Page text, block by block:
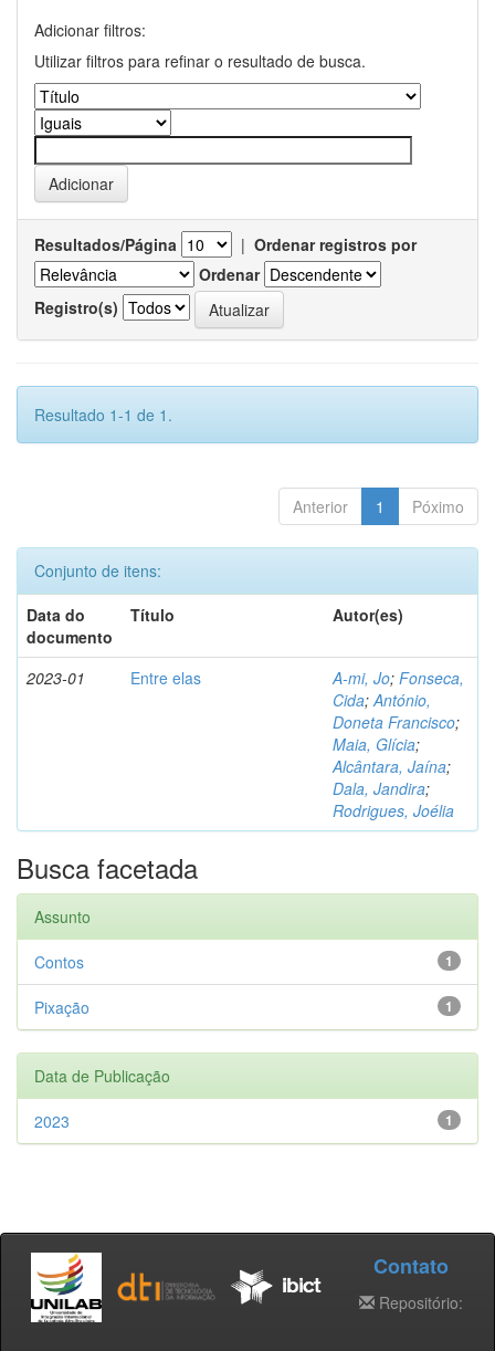
Adicionar filtros:
Utilizar filtros para refinar o resultado de busca.
Resultados/Página | Ordenar registros por
Ordenar
Registro(s)
Resultado 1-1 de 1.
Anterior 1 Póximo
Conjunto de itens:
Data do
documento
Título Autor(es)
2023-01 Entre elas A-mi, Jo; Fonseca,
Cida;António,
Doneta Francisco;
Maia, Glícia;
Alcântara, Jaína;
Dala, Jandira;
Rodrigues, Joélia
Busca facetada
Assunto
1
Contos
1
Pixação
Data de Publicação
1
2023
Contato
Repositório: